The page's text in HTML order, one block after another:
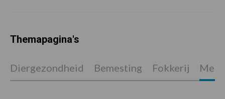
Themapagina's
Diergezondheid Bemesting Fokkerij